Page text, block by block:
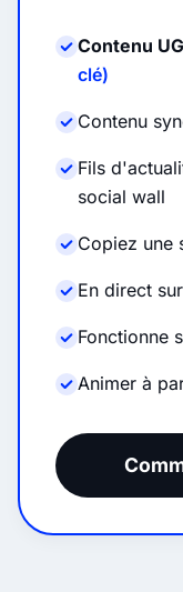
Contenu
clé)
Contenu
Fils
social wall
Copiez une
En direct
Fonctionne
Animer à